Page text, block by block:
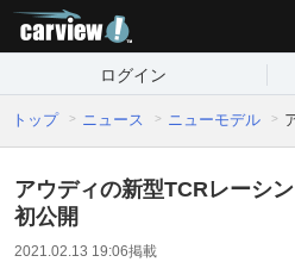
ログイン
トップ ニュース ニューモデル
アウディの新型TCRレーシ
初公開
2021.02.13 19:06掲載